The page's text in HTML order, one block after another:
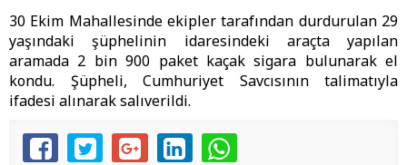
30 Ekim Mahallesinde ekipler tarafından durdurulan 29
yaşındaki şüphelinin idaresindeki araçta yapılan
aramada 2 bin 900 paket kaçak sigara bulunarak el
kondu. Şüpheli, Cumhuriyet Savcısının talimatıyla
ifadesi alınarak salıverildi.